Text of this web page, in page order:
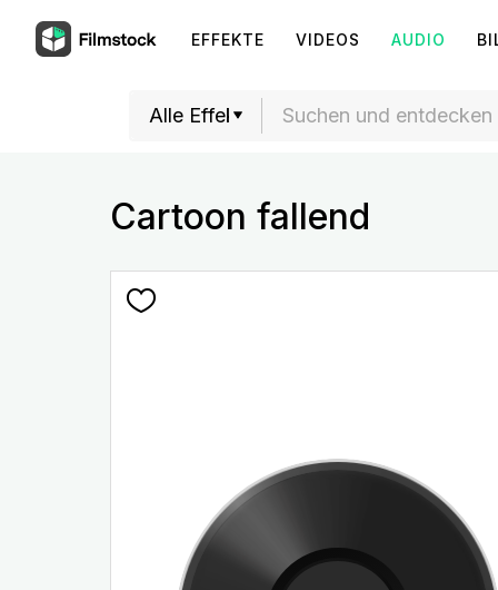
EFFEKTE VIDEOS AUDIO
Cartoon fallend